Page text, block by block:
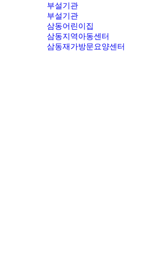
부설기관
부설기관
삼동어린이집
삼동지역아동센터
삼동재가방문요양센터